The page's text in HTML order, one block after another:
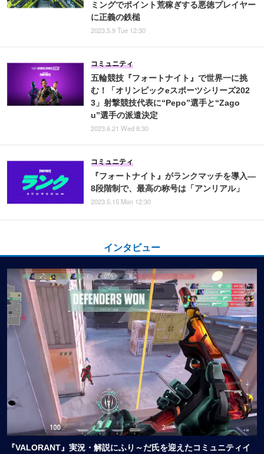
ミングでポイント荒稼ぎする悪徳プレイヤー
に正義の鉄槌
2023.5.9 Tue 12:30
五輪競技『フォートナイト』で世界一に挑
む！「オリンピックeスポーツシリーズ202
3」射撃競技代表に“Pepo”選手と“Zago
u”選手の派遣決定
コミュニティ
2023.6.21 Wed 8:30
『フォートナイト』がランクマッチを導入―
8段階制で、最高の称号は「アンリアル」
コミュニティ
2023.5.15 Mon 12:30
インタビュー
『VALORANT』実況・解説にふり～だ氏を迎えたコミュニティイ